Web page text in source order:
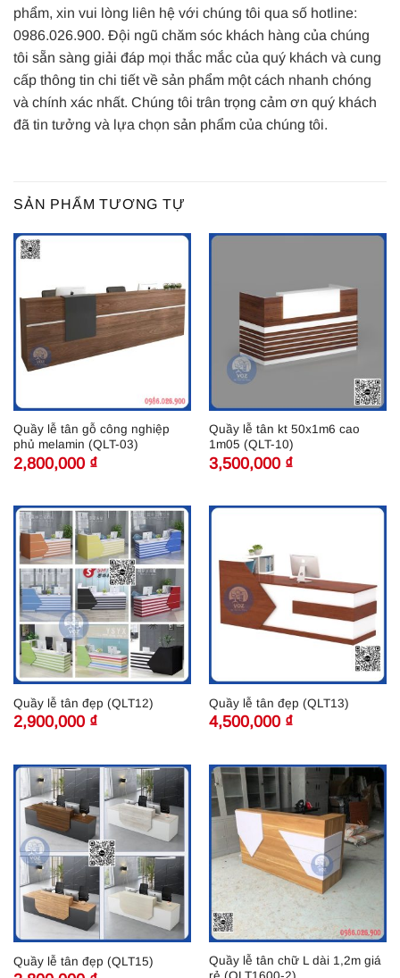
phẩm, xin vui lòng liên hệ với chúng tôi qua số hotline:
0986.026.900. Đội ngũ chăm sóc khách hàng của chúng
tôi sẵn sàng giải đáp mọi thắc mắc của quý khách và cung
cấp thông tin chi tiết về sản phẩm một cách nhanh chóng
và chính xác nhất. Chúng tôi trân trọng cảm ơn quý khách
đã tin tưởng và lựa chọn sản phẩm của chúng tôi.
SẢN PHẨM TƯƠNG TỰ
Quầy lễ tân gỗ công nghiệp
phủ melamin (QLT-03)
2,800,000 ₫
Quầy lễ tân kt 50x1m6 cao
1m05 (QLT-10)
3,500,000 ₫
Quầy lễ tân đẹp (QLT12)
2,900,000 ₫
Quầy lễ tân đẹp (QLT13)
4,500,000 ₫
Quầy lễ tân đẹp (QLT15)
Quầy lễ tân chữ L dài 1,2m giá